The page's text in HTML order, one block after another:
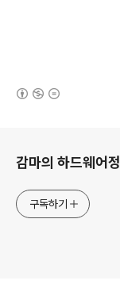
감마의 하드웨어
구독하기